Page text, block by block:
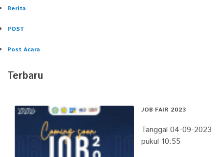
Berita
POST
Post Acara
Terbaru
JOB FAIR 2023
Tanggal 04-09-2023
pukul 10:55